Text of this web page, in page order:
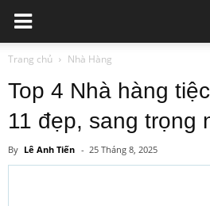
Trang chủ Nhà Hàng
Top 4 Nhà hàng
11 đẹp, sang trọng
By Lê Anh Tiến - 25 Tháng 8, 2025